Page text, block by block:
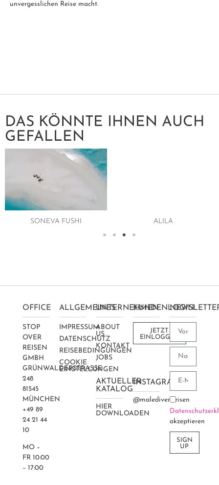
unvergesslichen Reise macht.
DAS KÖNNTE IHNEN AUCH
GEFALLEN
SONEVA FUSHI ALILA
OFFICE
STOP
OVER
REISEN
GMBH
GRÜNWALDERSTRASSE 2
48
81545
MÜNCHEN
+49 89
24 21 44
10
MO –
FR 10:00
– 17:00
ALLGEMEINES
IMPRESSUM
DATENSCHUTZ
REISEBEDINGUNGEN
COOKIE
EINSTELLUNGEN
UNTERNEHMEN
ABOUT
US
KONTAKT
JOBS
AKTUELLER
KATALOG
HIER
DOWNLOADEN
KUNDENLOGIN
JETZT
EINLOGGEN
INSTAGRAM
@maledivenreisen
akzeptieren
SIGN
UP